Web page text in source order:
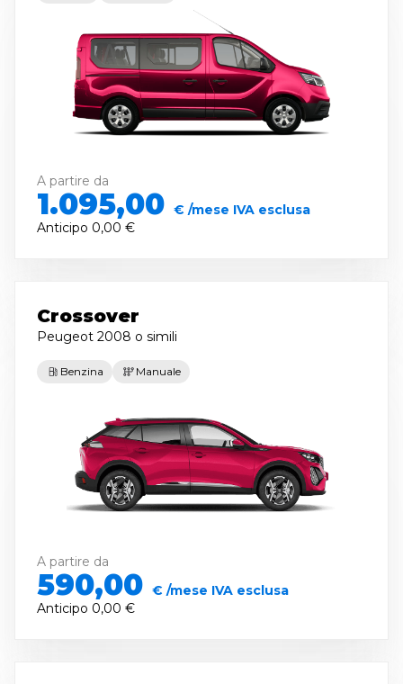
A partire da
1.095,00 € /mese IVA esclusa
Anticipo 0,00 €
Crossover
Peugeot 2008 o simili
Benzina Manuale
A partire da
590,00 € /mese IVA esclusa
Anticipo 0,00 €